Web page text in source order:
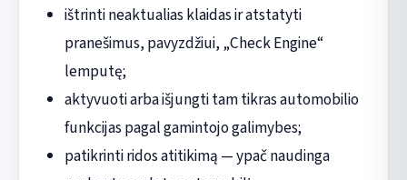
ištrinti neaktualias klaidas ir atstatyti
pranešimus, pavyzdžiui, „Check Engine“
lemputę;
aktyvuoti arba išjungti tam tikras automobilio
funkcijas pagal gamintojo galimybes;
patikrinti ridos atitikimą — ypač naudinga